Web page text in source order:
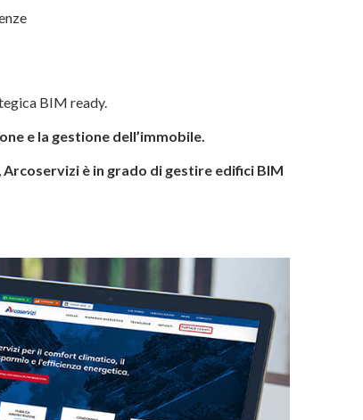
BIM ready.
e la gestione dell’immobile.
Arcoservizi è in grado di gestire edifici BIM